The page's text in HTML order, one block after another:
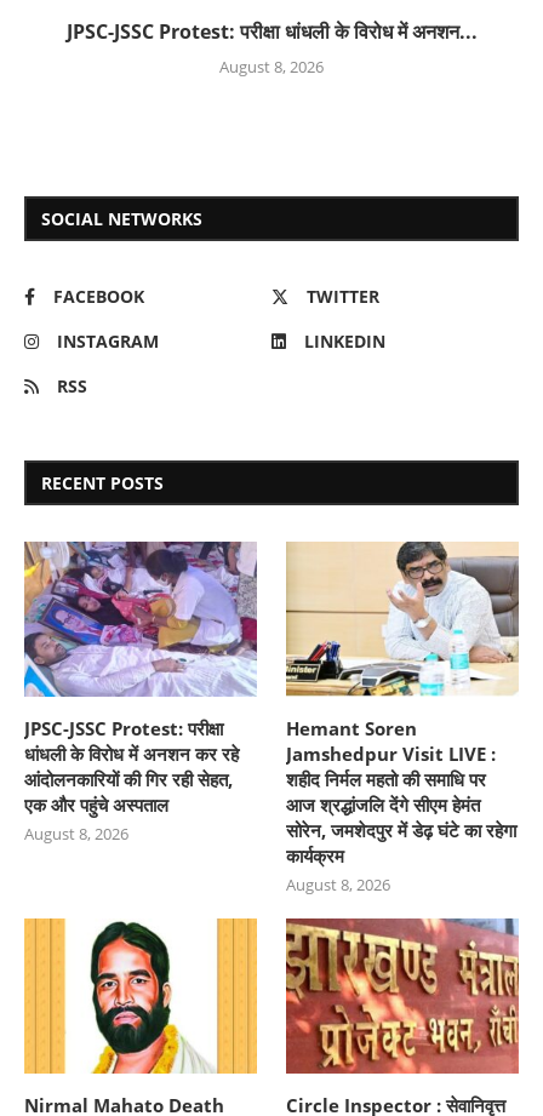
JPSC-JSSC Protest: परीक्षा धांधली के विरोध में अनशन...
August 8, 2026
SOCIAL NETWORKS
FACEBOOK
TWITTER
INSTAGRAM
LINKEDIN
RSS
RECENT POSTS
JPSC-JSSC Protest: परीक्षा
धांधली के विरोध में अनशन कर रहे
आंदोलनकारियों की गिर रही सेहत,
एक और पहुंचे अस्पताल
August 8, 2026
Hemant Soren
Jamshedpur Visit LIVE :
शहीद निर्मल महतो की समाधि पर
आज श्रद्धांजलि देंगे सीएम हेमंत
सोरेन, जमशेदपुर में डेढ़ घंटे का रहेगा
कार्यक्रम
August 8, 2026
Nirmal Mahato Death Circle Inspector : सेवानिवृत्त